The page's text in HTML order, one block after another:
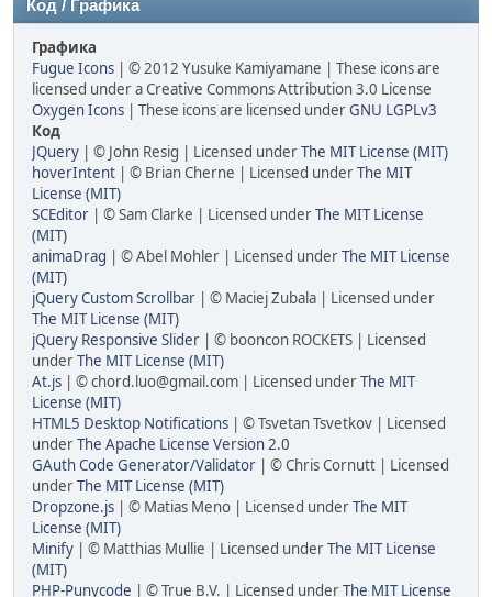
Код / Графика
Графика
Fugue Icons | © 2012 Yusuke Kamiyamane | These icons are
licensed under a Creative Commons Attribution 3.0 License
Oxygen Icons | These icons are licensed underGNU LGPLv3
Код
JQuery | © John Resig | Licensed underThe MIT License (MIT)
hoverIntent | © Brian Cherne | Licensed underThe MIT
License (MIT)
SCEditor | © Sam Clarke | Licensed underThe MIT License
(MIT)
animaDrag | © Abel Mohler | Licensed underThe MIT License
(MIT)
jQuery Custom Scrollbar | © Maciej Zubala | Licensed under
The MIT License (MIT)
jQuery Responsive Slider | © booncon ROCKETS | Licensed
underThe MIT License (MIT)
At.js | ©chord.luo@gmail.com | Licensed underThe MIT
License (MIT)
HTML5 Desktop Notifications | © Tsvetan Tsvetkov | Licensed
underThe Apache License Version 2.0
GAuth Code Generator/Validator | © Chris Cornutt | Licensed
underThe MIT License (MIT)
Dropzone.js | © Matias Meno | Licensed underThe MIT
License (MIT)
Minify | © Matthias Mullie | Licensed underThe MIT License
(MIT)
PHP-Punycode | © True B.V. | Licensed underThe MIT License